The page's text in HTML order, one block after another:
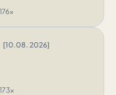
176x
[10.08. 2026]
173x